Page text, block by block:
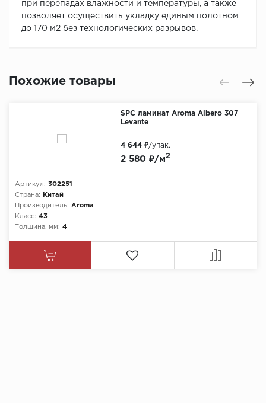
при перепадах влажности и температуры, а также
позволяет осуществить укладку единым полотном
до 170 м2 без технологических разрывов.
Похожие товары
SPC ламинат Aroma Albero 307
Levante
Артикул: 302251
Страна:
Китай
Производитель: Aroma
Класс: 43
Толщина, мм: 4
2 580 ₽/м2
4 644 ₽/упак.